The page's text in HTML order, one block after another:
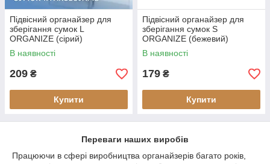
Підвісний органайзер для
зберігання сумок L
ORGANIZE (сірий)
В наявності
209 ₴
Купити
Підвісний органайзер для
зберігання сумок S
ORGANIZE (бежевий)
В наявності
179 ₴
Купити
Переваги наших виробів
Працюючи в сфері виробництва органайзерів багато років,